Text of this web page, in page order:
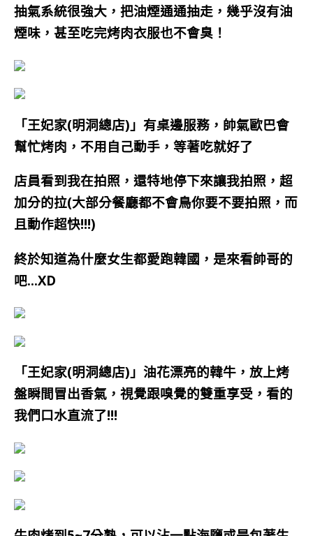
抽氣系統很強大，把油煙通通抽走，幾乎沒有油
煙味，甚至吃完烤肉衣服也不會臭！
「王妃家(明洞總店)」有桌邊服務，帥氣歐巴會
幫忙烤肉，不用自己動手，等著吃就好了
店員看到我在拍照，還特地停下來讓我拍照，超
加分的拉(大部分餐廳都不會鳥你要不要拍照，而
且動作超快!!!)
終於知道為什麼女生都愛跑韓國，是來看帥哥的
吧…XD
「王妃家(明洞總店)」油花漂亮的韓牛，放上烤
盤瞬間冒出香氣，視覺跟嗅覺的雙重享受，看的
我們口水直流了!!!